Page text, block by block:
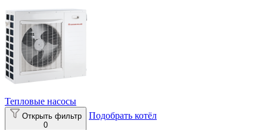
Тепловые насосы
Открыть фильтр
0
Подобрать котёл